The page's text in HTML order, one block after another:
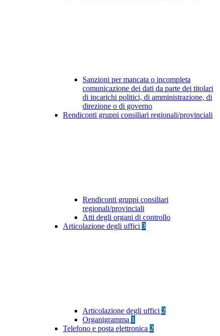
Sanzioni per mancata o incompleta
comunicazione dei dati da parte dei titolari
di incarichi politici, di amministrazione, di
direzione o di governo
Rendiconti gruppi consiliari regionali/provinciali
Rendiconti gruppi consiliari
regionali/provinciali
Atti degli organi di controllo
Articolazione degli uffici 3
Articolazione degli uffici 2
Organigramma 1
Telefono e posta elettronica 2